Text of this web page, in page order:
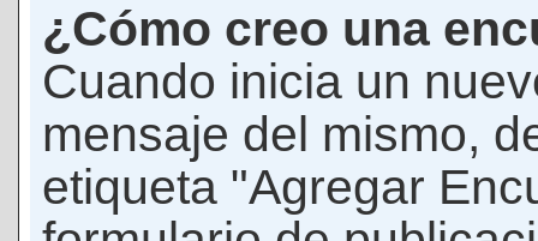
¿Cómo creo una
Cuando inicia un
mensaje del mismo,
etiqueta "Agregar